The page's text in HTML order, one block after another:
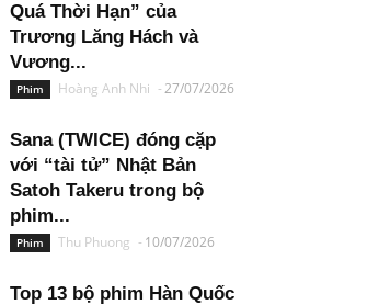
Quá Thời Hạn” của
Trương Lăng Hách và
Vương...
Phim Hoàng Anh Nhi -27/07/2026
Sana (TWICE) đóng cặp
với “tài tử” Nhật Bản
Satoh Takeru trong bộ
phim...
Phim Thu Phuong - 10/07/2026
Top 13 bộ phim Hàn Quốc